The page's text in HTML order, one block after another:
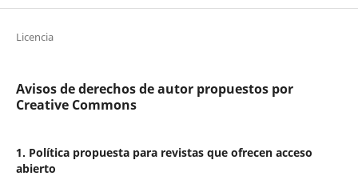
Licencia
Avisos de derechos de autor propuestos por
Creative Commons
1. Política propuesta para revistas que ofrecen acceso
abierto